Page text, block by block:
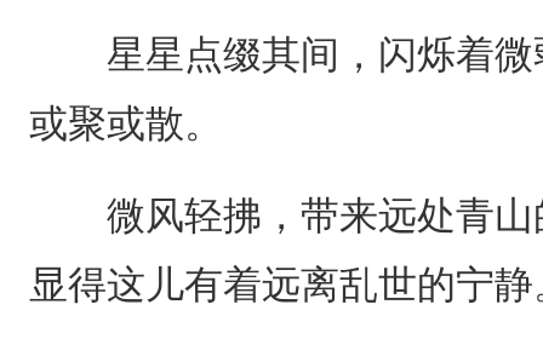
星星点缀其间，闪烁着微
或聚或散。
微风轻拂，带来远处青山
显得这儿有着远离乱世的宁静